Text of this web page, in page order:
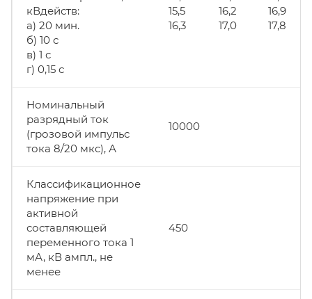
кВдейств:
а) 20 мин.
б) 10 с
в) 1 с
г) 0,15 с
15,5
16,3
16,2
17,0
16,9
17,8
Номинальный
разрядный ток
(грозовой импульс
тока 8/20 мкс), А
10000
Классификационное
напряжение при
активной
составляющей
переменного тока 1
мА, кВ ампл., не
менее
450